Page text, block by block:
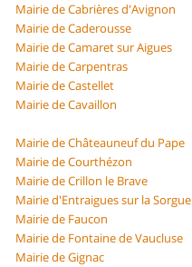
Mairie de Cabrières d'Avignon
Mairie de Caderousse
Mairie de Camaret sur Aigues
Mairie de Carpentras
Mairie de Castellet
Mairie de Cavaillon
Mairie de Châteauneuf du Pape
Mairie de Courthézon
Mairie de Crillon le Brave
Mairie d'Entraigues sur la Sorgue
Mairie de Faucon
Mairie de Fontaine de Vaucluse
Mairie de Gignac